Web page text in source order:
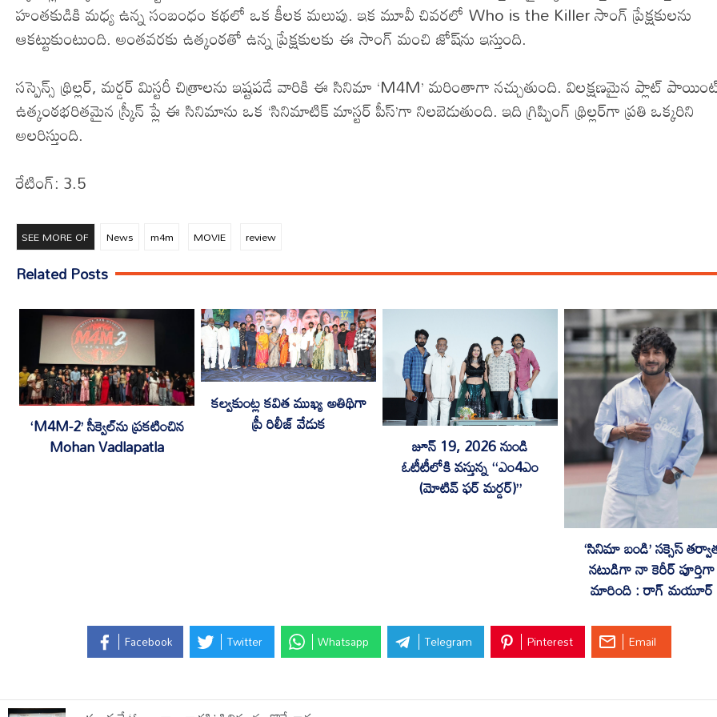
హంతకుడికి మధ్య ఉన్న సంబంధం కథలో ఒక కీలక మలుపు. ఇక మూవీ చివ‌ర‌లో Who is the Killer సాంగ్ ప్రేక్ష‌కుల‌ను
ఆక‌ట్టుకుంటుంది. అంత‌వ‌ర‌కు ఉత్కంఠ‌తో ఉన్న ప్రేక్ష‌కుల‌కు ఈ సాంగ్ మంచి జోష్‌ను ఇస్తుంది.
​​సస్పెన్స్ థ్రిల్లర్, మర్డర్ మిస్టరీ చిత్రాలను ఇష్టపడే వారికి ఈ సినిమా ‘M4M’ మ‌రింతాగా న‌చ్చుతుంది. విలక్షణమైన ప్లాట్
ఉత్కంఠభరితమైన స్క్రీన్ ప్లే ఈ సినిమాను ఒక ‘సినిమాటిక్ మాస్టర్ పీస్’గా నిలబెడుతుంది. ఇది గ్రిప్పింగ్ థ్రిల్లర్‌గా ప్రతి ఒక్కరిని
అలరిస్తుంది.
​రేటింగ్: 3.5
SEE MORE OF News m4m MOVIE review
Related Posts
‘M4M-2’ సీక్వెల్‌ను ప్రకటించిన
Mohan Vadlapatla
కల్వకుంట్ల కవిత ముఖ్య అతిథిగా
ప్రీ రిలీజ్ వేడుక
జూన్ 19, 2026 నుండి
ఓటీటీలోకి వస్తున్న “ఎం4ఎం
(మోటివ్ ఫర్ మర్డర్)”
‘సినిమా బండి’ స‌క్సెస్
నటుడిగా నా కెరీర్ పూర్తిగా
మారింది : రాగ్ మ‌యూర్‌
Facebook Twitter Whatsapp Telegram Pinterest Email